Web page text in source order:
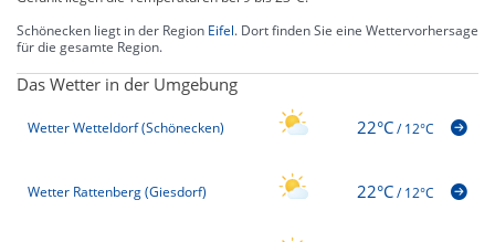
Schönecken liegt in der Region Eifel. Dort finden Sie eine Wettervorhersage
für die gesamte Region.
Das Wetter in der Umgebung
Wetter Wetteldorf (Schönecken) 22°C/12°C
Wetter Rattenberg (Giesdorf) 22°C/12°C